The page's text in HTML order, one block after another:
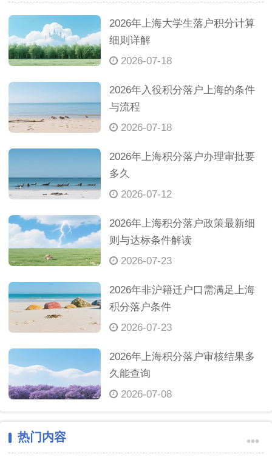
2026年上海大学生落户积分计算
细则详解
2026-07-18
2026年入役积分落户上海的条件
与流程
2026-07-18
2026年上海积分落户办理审批要
多久
2026-07-12
2026年上海积分落户政策最新细
则与达标条件解读
2026-07-23
2026年非沪籍迁户口需满足上海
积分落户条件
2026-07-23
2026年上海积分落户审核结果多
久能查询
2026-07-08
热门内容 •••